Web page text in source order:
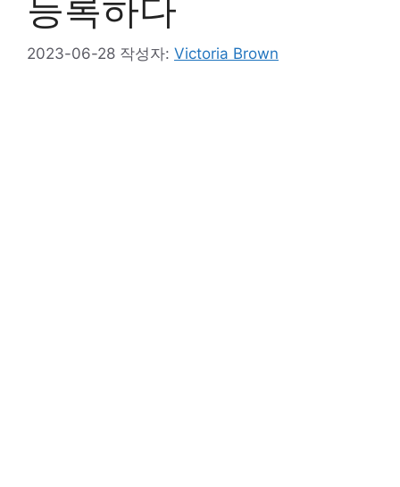
등록하다
2023-06-28 작성자: Victoria Brown